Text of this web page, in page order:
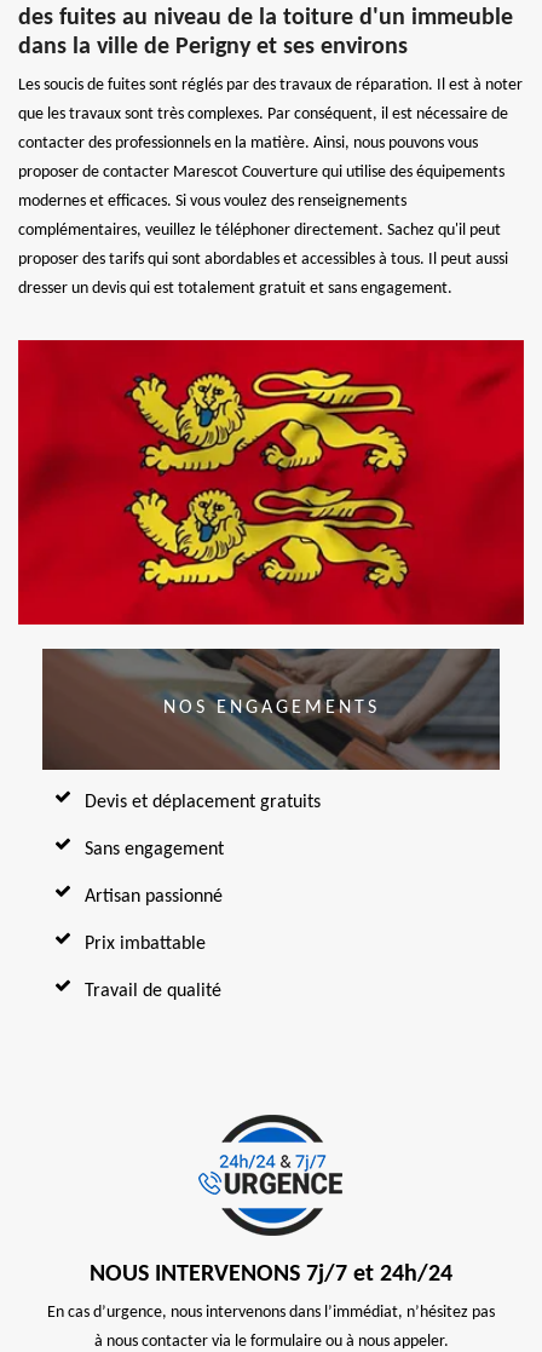
des fuites au niveau de la toiture d'un immeuble
dans la ville de Perigny et ses environs
Les soucis de fuites sont réglés par des travaux de réparation. Il est à noter
que les travaux sont très complexes. Par conséquent, il est nécessaire de
contacter des professionnels en la matière. Ainsi, nous pouvons vous
proposer de contacter Marescot Couverture qui utilise des équipements
modernes et efficaces. Si vous voulez des renseignements
complémentaires, veuillez le téléphoner directement. Sachez qu'il peut
proposer des tarifs qui sont abordables et accessibles à tous. Il peut aussi
dresser un devis qui est totalement gratuit et sans engagement.
NOS ENGAGEMENTS
Devis et déplacement gratuits
Sans engagement
Artisan passionné
Prix imbattable
Travail de qualité
NOUS INTERVENONS 7j/7 et 24h/24
En cas d’urgence, nous intervenons dans l’immédiat, n’hésitez pas
à nous contacter via le formulaire ou à nous appeler.